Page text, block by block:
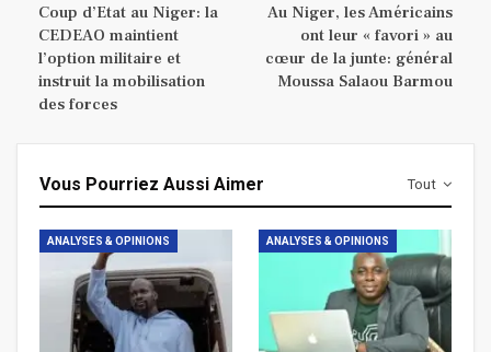
Coup d’Etat au Niger: la
CEDEAO maintient
l’option militaire et
instruit la mobilisation
des forces
Au Niger, les Américains
ont leur « favori » au
cœur de la junte: général
Moussa Salaou Barmou
Tout
Vous Pourriez Aussi Aimer
ANALYSES & OPINIONS ANALYSES & OPINIONS